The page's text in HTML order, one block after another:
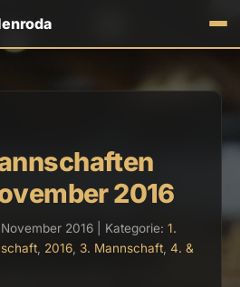
2016
2016 | Kategorie: 1.
2016 3. Mannschaft 4. &